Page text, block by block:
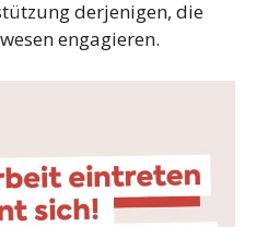
derjenigen, die
engagieren.